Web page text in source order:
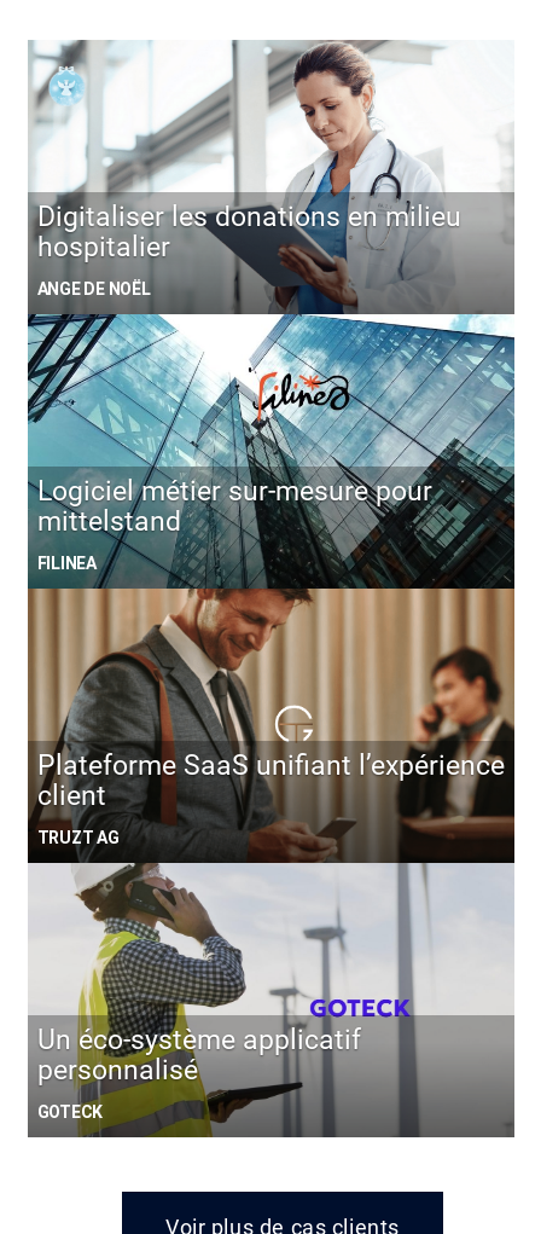
Digitaliser les donations en milieu
hospitalier
ANGE DE NOËL
Logiciel métier sur-mesure pour
mittelstand
FILINEA
Plateforme SaaS unifiant l’expérience
client
TRUZT AG
Un éco-système applicatif
personnalisé
GOTECK
Voir plus de cas clients